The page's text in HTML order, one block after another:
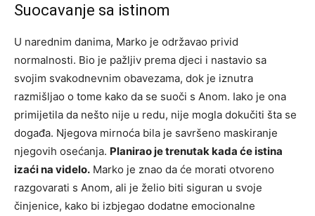
Suocavanje sa istinom
U narednim danima, Marko je održavao privid
normalnosti. Bio je pažljiv prema djeci i nastavio sa
svojim svakodnevnim obavezama, dok je iznutra
razmišljao o tome kako da se suoči s Anom. Iako je ona
primijetila da nešto nije u redu, nije mogla dokučiti šta se
događa. Njegova mirnoća bila je savršeno maskiranje
njegovih osećanja. Planirao je trenutak kada će istina
izaći na videlo. Marko je znao da će morati otvoreno
razgovarati s Anom, ali je želio biti siguran u svoje
činjenice, kako bi izbjegao dodatne emocionalne